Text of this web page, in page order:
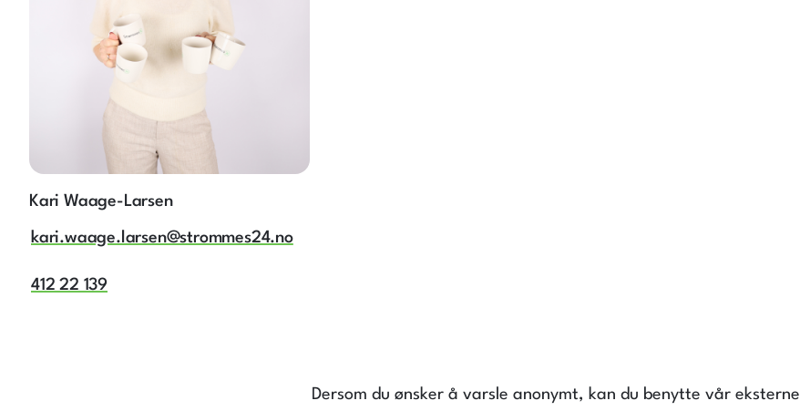
Kari Waage-Larsen
kari.waage.larsen@strommes24.no
412 22 139
Dersom du ønsker å varsle anonymt, kan du benytte vår eksterne